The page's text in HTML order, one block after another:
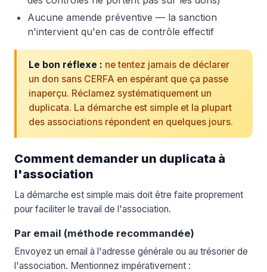
Aucune amende préventive — la sanction
n'intervient qu'en cas de contrôle effectif
Le bon réflexe : ne tentez jamais de déclarer
un don sans CERFA en espérant que ça passe
inaperçu. Réclamez systématiquement un
duplicata. La démarche est simple et la plupart
des associations répondent en quelques jours.
Comment demander un duplicata à
l'association
La démarche est simple mais doit être faite proprement
pour faciliter le travail de l'association.
Par email (méthode recommandée)
Envoyez un email à l'adresse générale ou au trésorier de
l'association. Mentionnez impérativement :